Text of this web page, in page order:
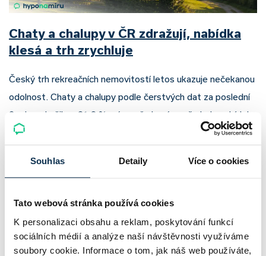
Souhlas Detaily Více o cookies
Tato webová stránka používá cookies
K personalizaci obsahu a reklam, poskytování funkcí
sociálních médií a analýze naší návštěvnosti využíváme
soubory cookie. Informace o tom, jak náš web používáte,
Chaty a chalupy v ČR zdražují, nabídka
klesá a trh zrychluje
Český trh rekreačních nemovitostí letos ukazuje nečekanou
odolnost. Chaty a chalupy podle čerstvých dat za poslední
2 roky zdražily o 21,8 %, zároveň ale výrazně ubylo nabídek
a prodejní tempo…